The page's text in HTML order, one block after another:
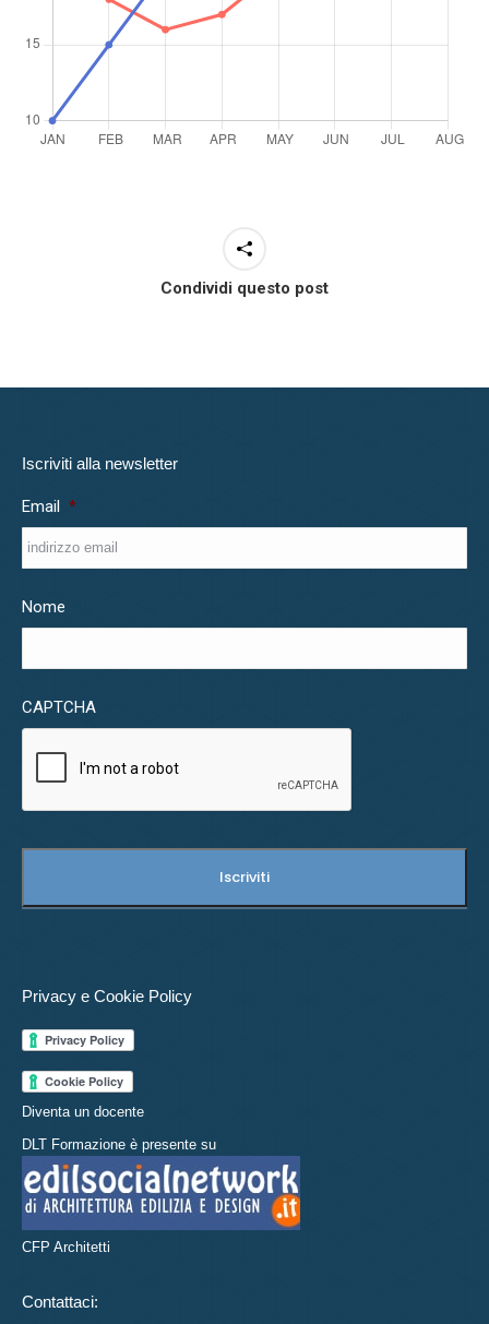
Condividi questo post
Iscriviti alla newsletter
Email *
Nome
CAPTCHA
Privacy e Cookie Policy
Diventa un docente
DLT Formazione è presente su
CFP Architetti
Contattaci: